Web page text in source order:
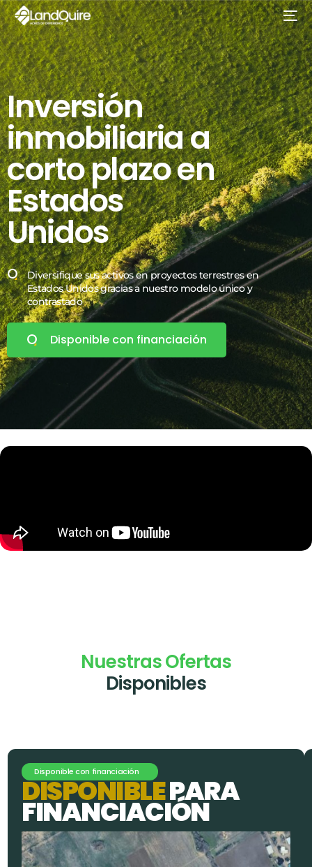
Inversión
inmobiliariaa
cortoplazoen
Estados
Unidos
Diversifique sus activos en proyectos terrestres en
Estados Unidos gracias a nuestro modelo único y
contrastado
Disponible con financiación
Nuestras Ofertas
Disponibles
Disponible con financiación
DISPONIBLEPARA
FINANCIACIÓN